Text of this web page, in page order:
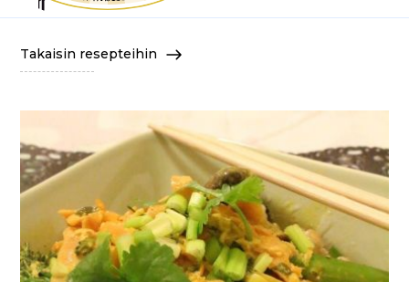
Takaisin resepteihin